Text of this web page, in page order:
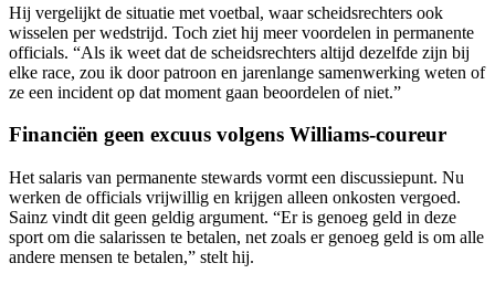
Hij vergelijkt de situatie met voetbal, waar scheidsrechters ook
wisselen per wedstrijd. Toch ziet hij meer voordelen in permanente
officials. “Als ik weet dat de scheidsrechters altijd dezelfde zijn bij
elke race, zou ik door patroon en jarenlange samenwerking weten of
ze een incident op dat moment gaan beoordelen of niet.”
Financiën geen excuus volgens Williams-coureur
Het salaris van permanente stewards vormt een discussiepunt. Nu
werken de officials vrijwillig en krijgen alleen onkosten vergoed.
Sainz vindt dit geen geldig argument. “Er is genoeg geld in deze
sport om die salarissen te betalen, net zoals er genoeg geld is om alle
andere mensen te betalen,” stelt hij.